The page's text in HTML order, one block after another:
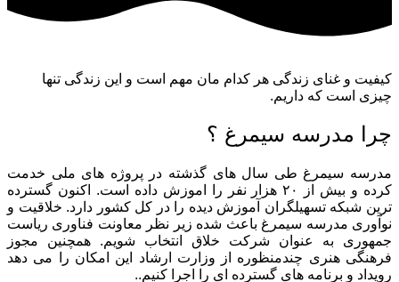
کیفیت و غنای زندگی هر کدام مان مهم است و این زندگی تنها
چیزی است که داریم.
چرا مدرسه سیمرغ ؟
مدرسه سیمرغ طی سال های گذشته در پروژه های ملی خدمت
کرده و بیش از ۲۰ هزار نفر را اموزش داده است. اکنون گسترده
ترین شبکه تسهیلگران آموزش دیده را در کل کشور دارد. خلاقیت و
نوآوری مدرسه سیمرغ باعث شده زیر نظر معاونت فناوری ریاست
جمهوری به عنوان شرکت خلاق انتخاب شویم. همچنین مجوز
فرهنگی هنری چندمنظوره از وزارت ارشاد این امکان را می دهد
رویداد و برنامه های گسترده ای را اجرا کنیم..